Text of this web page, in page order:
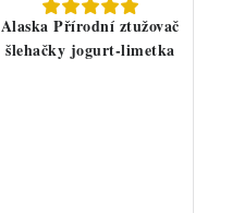
Alaska Přírodní ztužovač
šlehačky jogurt-limetka